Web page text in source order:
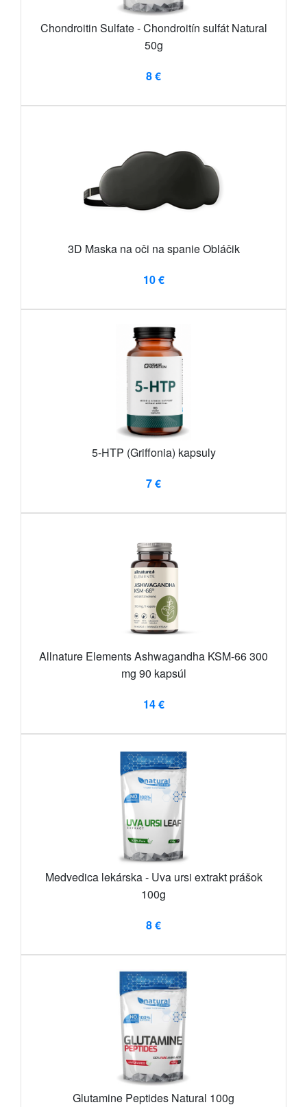
Chondroitin Sulfate - Chondroitín sulfát Natural
50g
8 €
3D Maska na oči na spanie Obláčik
10 €
5-HTP (Griffonia) kapsuly
7 €
Allnature Elements Ashwagandha KSM-66 300
mg 90 kapsúl
14 €
Medvedica lekárska - Uva ursi extrakt prášok
100g
8 €
Glutamine Peptides Natural 100g